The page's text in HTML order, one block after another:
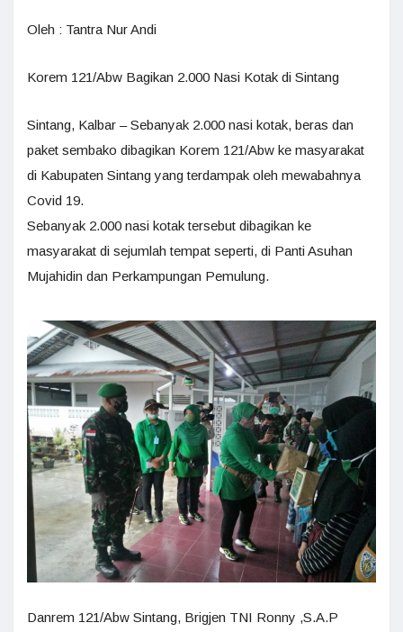
Oleh : Tantra Nur Andi
Korem 121/Abw Bagikan 2.000 Nasi Kotak di Sintang
Sintang, Kalbar – Sebanyak 2.000 nasi kotak, beras dan
paket sembako dibagikan Korem 121/Abw ke masyarakat
di Kabupaten Sintang yang terdampak oleh mewabahnya
Covid 19.
Sebanyak 2.000 nasi kotak tersebut dibagikan ke
masyarakat di sejumlah tempat seperti, di Panti Asuhan
Mujahidin dan Perkampungan Pemulung.
Danrem 121/Abw Sintang, Brigjen TNI Ronny ,S.A.P